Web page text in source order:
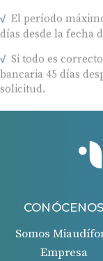
El período
días desde la fecha
Si todo es
bancaria 45 días
solicitud.
CONÓCENOS
Somos
Empresa